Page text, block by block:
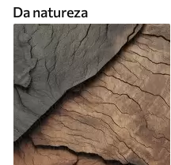
Da natureza